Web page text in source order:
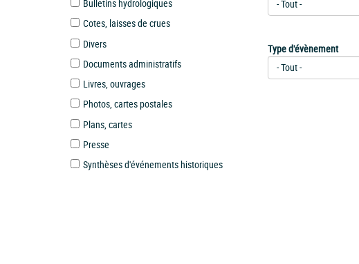
Bulletins hydrologiques
Cotes, laisses de crues
Divers
Documents administratifs
Livres, ouvrages
Photos, cartes postales
Plans, cartes
Presse
Synthèses d'événements historiques
Type d'évènement